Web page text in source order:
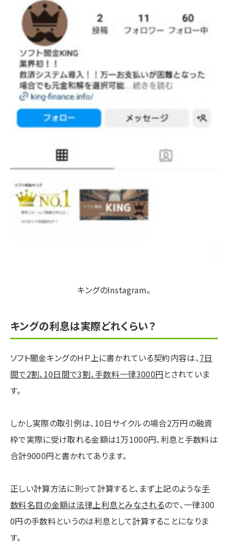
キングのInstagram。
キングの利息は実際どれくらい？
ソフト闇金キングのＨＰ上に書かれている契約内容は、7日
間で2割、10日間で3割、手数料一律3000円とされていま
す。
しかし実際の取引例は、10日サイクルの場合2万円の融資
枠で実際に受け取れる金額は1万1000円、利息と手数料は
合計9000円と書かれてあります。
正しい計算方法に則って計算すると、まず上記のような手
数料名目の金額は法律上利息とみなされるので、一律300
0円の手数料というのは利息として計算することになりま
す。